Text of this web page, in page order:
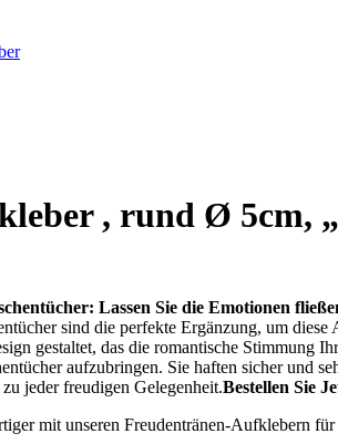
, rund Ø 5cm,
Lassen Sie die Emotionen
sind die perfekte Ergänzung, um
gestaltet, das die romantische Stimmung
aufzubringen. Sie haften sicher und
jeder freudigen Gelegenheit.Bestellen Sie
mit unseren Freudentränen-Aufklebern